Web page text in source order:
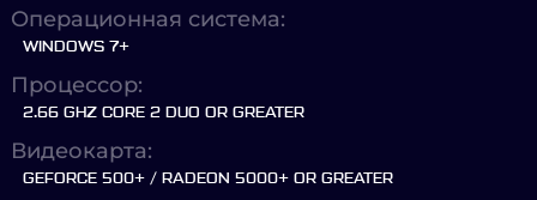
Операционная система:
WINDOWS 7+
Процессор:
2.66 GHZ CORE 2 DUO OR GREATER
Видеокарта:
GEFORCE 500+ / RADEON 5000+ OR GREATER